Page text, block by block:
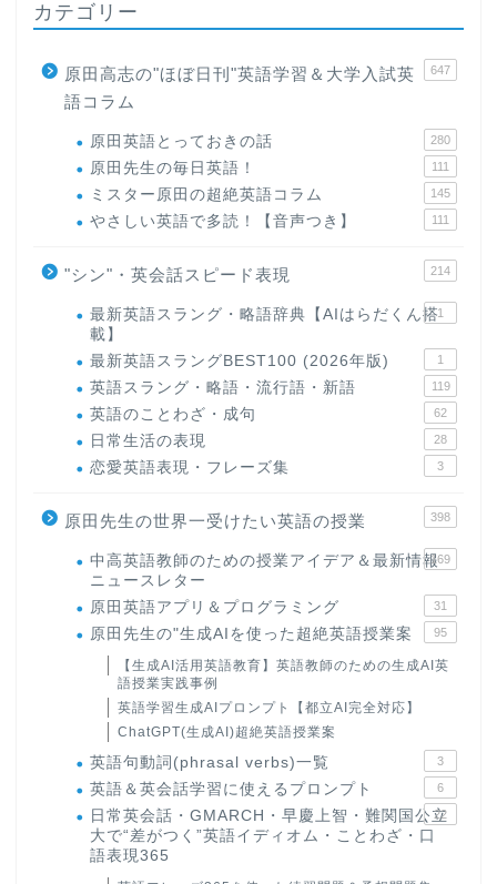
カテゴリー
原田高志の"ほぼ日刊"英語学習＆大学入試英
語コラム
647
原田英語とっておきの話 280
原田先生の毎日英語！ 111
ミスター原田の超絶英語コラム 145
やさしい英語で多読！【音声つき】 111
"シン"・英会話スピード表現 214
最新英語スラング・略語辞典【AIはらだくん搭
載】
1
最新英語スラングBEST100 (2026年版) 1
英語スラング・略語・流行語・新語 119
英語のことわざ・成句 62
日常生活の表現 28
恋愛英語表現・フレーズ集 3
原田先生の世界一受けたい英語の授業 398
中高英語教師のための授業アイデア＆最新情報
ニュースレター
169
原田英語アプリ＆プログラミング 31
原田先生の"生成AIを使った超絶英語授業案 95
【生成AI活用英語教育】英語教師のための生成AI英
語授業実践事例
英語学習生成AIプロンプト【都立AI完全対応】
ChatGPT(生成AI)超絶英語授業案
英語句動詞(phrasal verbs)一覧 3
英語＆英会話学習に使えるプロンプト 6
日常英会話・GMARCH・早慶上智・難関国公立
大で“差がつく”英語イディオム・ことわざ・口
語表現365
22